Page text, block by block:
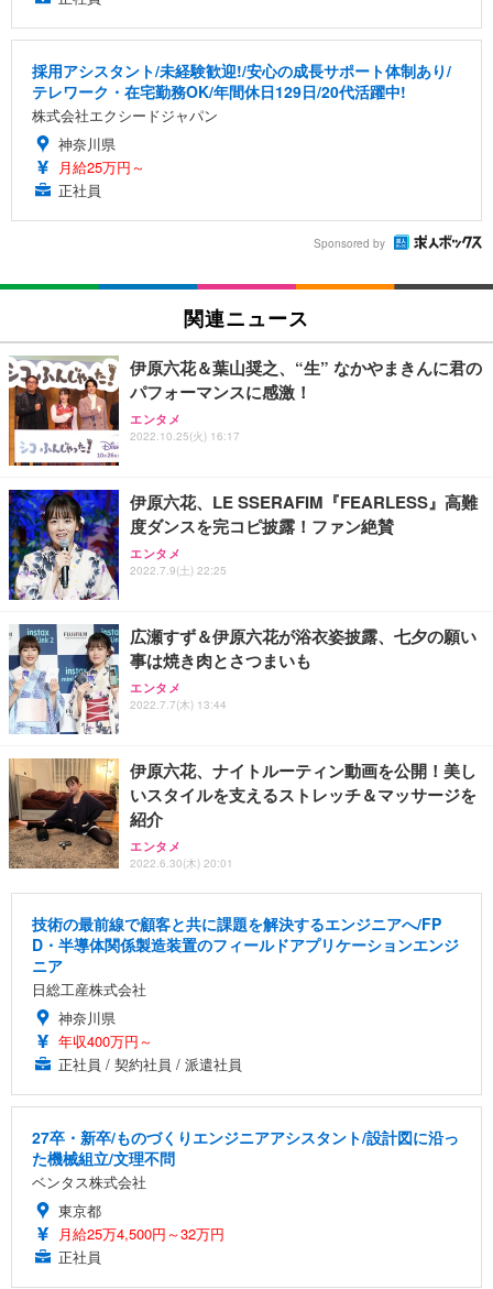
採用アシスタント/未経験歓迎!/安心の成長サポート体制あり/
テレワーク・在宅勤務OK/年間休日129日/20代活躍中!
株式会社エクシードジャパン
神奈川県
月給25万円～
正社員
Sponsored by
関連ニュース
伊原六花＆葉山奨之、“生” なかやまきんに君の
パフォーマンスに感激！
エンタメ
2022.10.25(火) 16:17
伊原六花、LE SSERAFIM『FEARLESS』高難
度ダンスを完コピ披露！ファン絶賛
エンタメ
2022.7.9(土) 22:25
広瀬すず＆伊原六花が浴衣姿披露、七夕の願い
事は焼き肉とさつまいも
エンタメ
2022.7.7(木) 13:44
伊原六花、ナイトルーティン動画を公開！美し
いスタイルを支えるストレッチ＆マッサージを
紹介
エンタメ
2022.6.30(木) 20:01
技術の最前線で顧客と共に課題を解決するエンジニアへ/FP
D・半導体関係製造装置のフィールドアプリケーションエンジ
ニア
日総工産株式会社
神奈川県
年収400万円～
正社員 / 契約社員 / 派遣社員
27卒・新卒/ものづくりエンジニアアシスタント/設計図に沿っ
た機械組立/文理不問
ベンタス株式会社
東京都
月給25万4,500円～32万円
正社員